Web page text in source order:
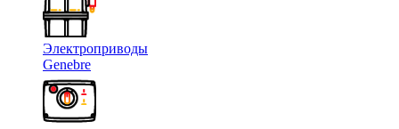
Электроприводы
Genebre